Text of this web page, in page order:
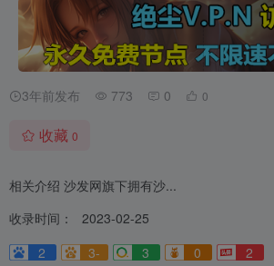
3年前发布 773 0 0
收藏 0
相关介绍 沙发网旗下拥有沙...
收录时间：
2023-02-25
2
3- 3 0 2